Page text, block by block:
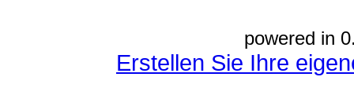
powered in
Erstellen Sie Ihre